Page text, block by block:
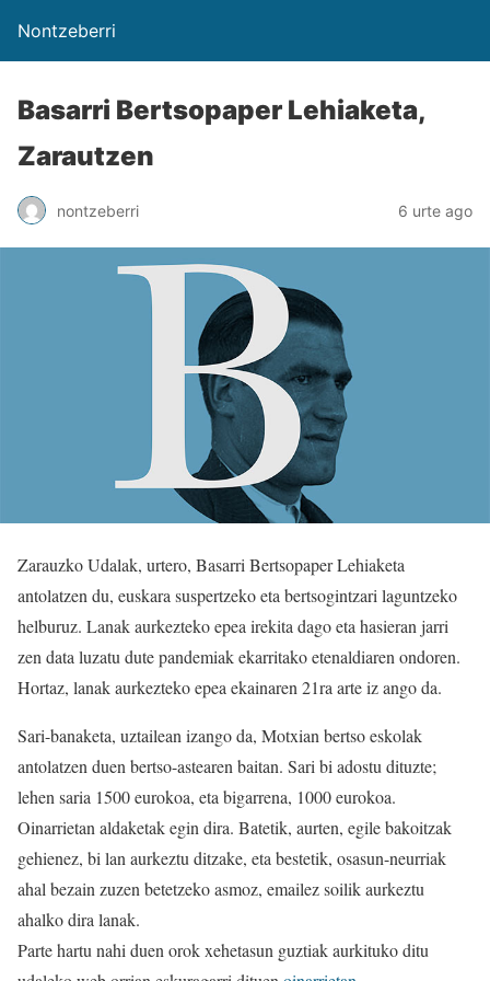
Nontzeberri
Basarri Bertsopaper Lehiaketa,
Zarautzen
nontzeberri 6 urte ago
Zarauzko Udalak, urtero, Basarri Bertsopaper Lehiaketa
antolatzen du, euskara suspertzeko eta bertsogintzari laguntzeko
helburuz. Lanak aurkezteko epea irekita dago eta hasieran jarri
zen data luzatu dute pandemiak ekarritako etenaldiaren ondoren.
Hortaz, lanak aurkezteko epea ekainaren 21ra arte iz ango da.
Sari-banaketa, uztailean izango da, Motxian bertso eskolak
antolatzen duen bertso-astearen baitan. Sari bi adostu dituzte;
lehen saria 1500 eurokoa, eta bigarrena, 1000 eurokoa.
Oinarrietan aldaketak egin dira. Batetik, aurten, egile bakoitzak
gehienez, bi lan aurkeztu ditzake, eta bestetik, osasun-neurriak
ahal bezain zuzen betetzeko asmoz, emailez soilik aurkeztu
ahalko dira lanak.
Parte hartu nahi duen orok xehetasun guztiak aurkituko ditu